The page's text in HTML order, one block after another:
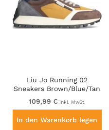
Liu Jo Running 02
Sneakers Brown/Blue/Tan
109,99 € inkl. MwSt.
In den Warenkorb legen